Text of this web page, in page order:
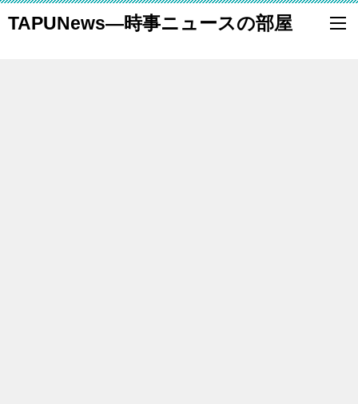
TAPUNews―時事ニュースの部屋